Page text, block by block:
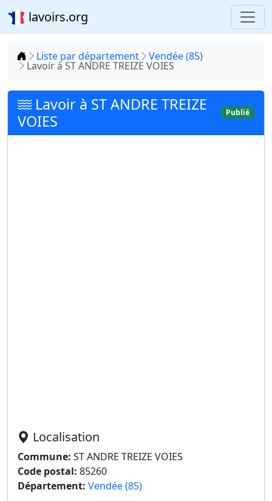
lavoirs.org
Accueil
Liste par département Vendée (85)
Lavoir à ST ANDRE TREIZE VOIES
Lavoir à ST ANDRE TREIZE
VOIES
Publié
Localisation
Commune: ST ANDRE TREIZE VOIES
Code postal: 85260
Département: Vendée (85)